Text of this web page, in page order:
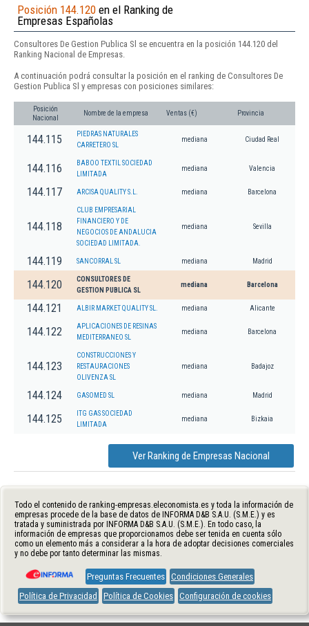
Posición 144.120 en el Ranking de
Empresas Españolas
Consultores De Gestion Publica Sl se encuentra en la posición 144.120 del
Ranking Nacional de Empresas.
A continuación podrá consultar la posición en el ranking de Consultores De
Gestion Publica Sl y empresas con posiciones similares:
Posición
Nacional
Nombre de la empresa Ventas (€) Provincia
144.115
PIEDRAS NATURALES
CARRETERO SL
mediana Ciudad Real
144.116
BABOO TEXTIL SOCIEDAD
LIMITADA
mediana Valencia
144.117 ARCISA QUALITY S.L. mediana Barcelona
144.118
CLUB EMPRESARIAL
FINANCIERO Y DE
NEGOCIOS DE ANDALUCIA
SOCIEDAD LIMITADA.
mediana Sevilla
144.119 SANCORRAL SL mediana Madrid
144.120
CONSULTORES DE
GESTION PUBLICA SL
mediana Barcelona
144.121 ALBIR MARKET QUALITY SL. mediana Alicante
144.122
APLICACIONES DE RESINAS
MEDITERRANEO SL
mediana Barcelona
144.123
CONSTRUCCIONES Y
RESTAURACIONES
OLIVENZA SL
mediana Badajoz
144.124 GASOMED SL mediana Madrid
144.125
ITG GAS SOCIEDAD
LIMITADA
mediana Bizkaia
Ver Ranking de Empresas Nacional
Todo el contenido de ranking-empresas.eleconomista.es y toda la información de
empresas procede de la base de datos de INFORMA D&B S.A.U. (S.M.E.) y es
tratada y suministrada por INFORMA D&B S.A.U. (S.M.E.). En todo caso, la
información de empresas que proporcionamos debe ser tenida en cuenta sólo
como un elemento más a considerar a la hora de adoptar decisiones comerciales
y no debe por tanto determinar las mismas.
Preguntas Frecuentes Condiciones Generales
Política de Privacidad
Política de Cookies Configuración de cookies